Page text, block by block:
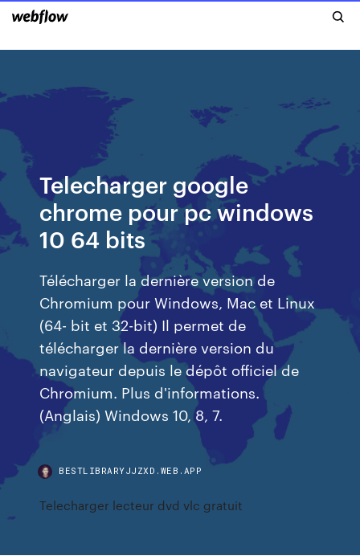
Telecharger google
chrome pour pc windows
10 64 bits
Télécharger la dernière version de
Chromium pour Windows, Mac et Linux
(64- bit et 32-bit) Il permet de
télécharger la dernière version du
navigateur depuis le dépôt officiel de
Chromium. Plus d'informations.
(Anglais) Windows 10, 8, 7.
BESTLIBRARYJJZXD.WEB.APP
Telecharger lecteur dvd vlc gratuit